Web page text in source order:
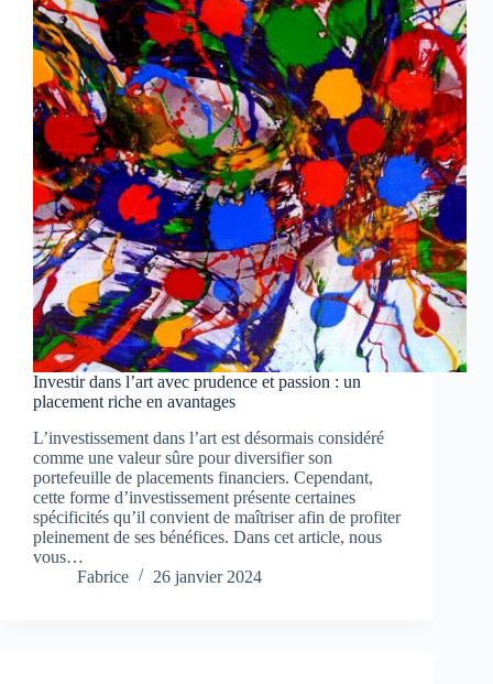
Investir dans l’art avec prudence et passion : un
placement riche en avantages
L’investissement dans l’art est désormais considéré
comme une valeur sûre pour diversifier son
portefeuille de placements financiers. Cependant,
cette forme d’investissement présente certaines
spécificités qu’il convient de maîtriser afin de profiter
pleinement de ses bénéfices. Dans cet article, nous
vous…
Fabrice
26 janvier 2024